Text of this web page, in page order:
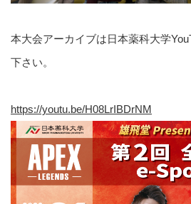
本大会アーカイブは日本薬科大学
下さい。
https://youtu.be/H08LrIBDrNM